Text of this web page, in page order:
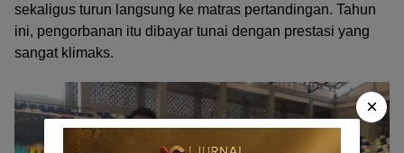
sekaligus turun langsung ke matras pertandingan. Tahun
ini, pengorbanan itu dibayar tunai dengan prestasi yang
sangat klimaks.
×